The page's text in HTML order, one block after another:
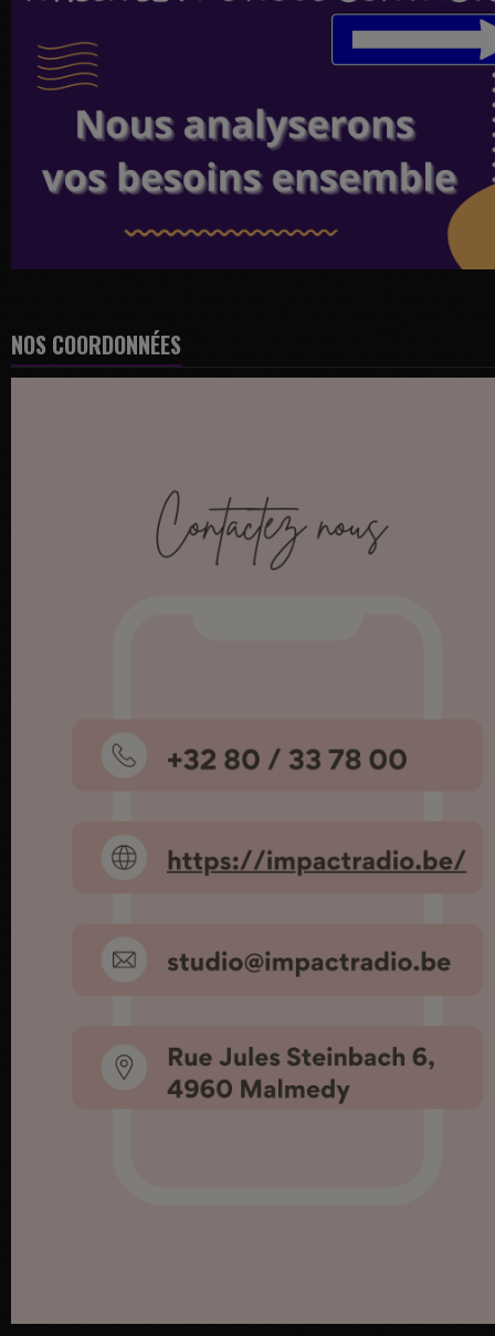
NOS COORDONNÉES